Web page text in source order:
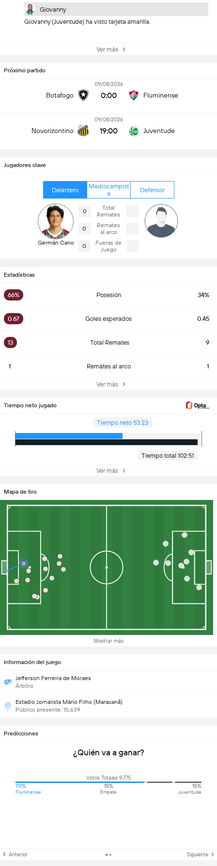
Giovanny
Giovanny (Juventude) ha visto tarjeta amarilla.
Ver más
Próximo partido
Botafogo
09/08/2026
0:00 Fluminense
Novorizontino
09/08/2026
19:00 Juventude
Jugadores clave
Delantero
Mediocampist
a
Defensor
Germán Cano
0
Total
Remates
0
Remates
al arco
0
Fueras de
Juego
Estadísticas
66% Posesión 34%
0.67 Goles esperados 0.45
13 Total Remates 9
1 Remates al arco 1
Ver más
Tiempo neto jugado
Tiempo neto 53:23
Tiempo total 102:51
Ver más
Mapa de tiro
Mostrar más
Información del juego
Jefferson Ferreira de Moraes
Árbitro
Estadio Jornalista Mário Filho (Maracanã)
Público presente: 15,639
Predicciones
¿Quién va a ganar?
Votos Totales 9,775
70%
Fluminense
15%
Empate
15%
Juventude
Anterior Siguiente